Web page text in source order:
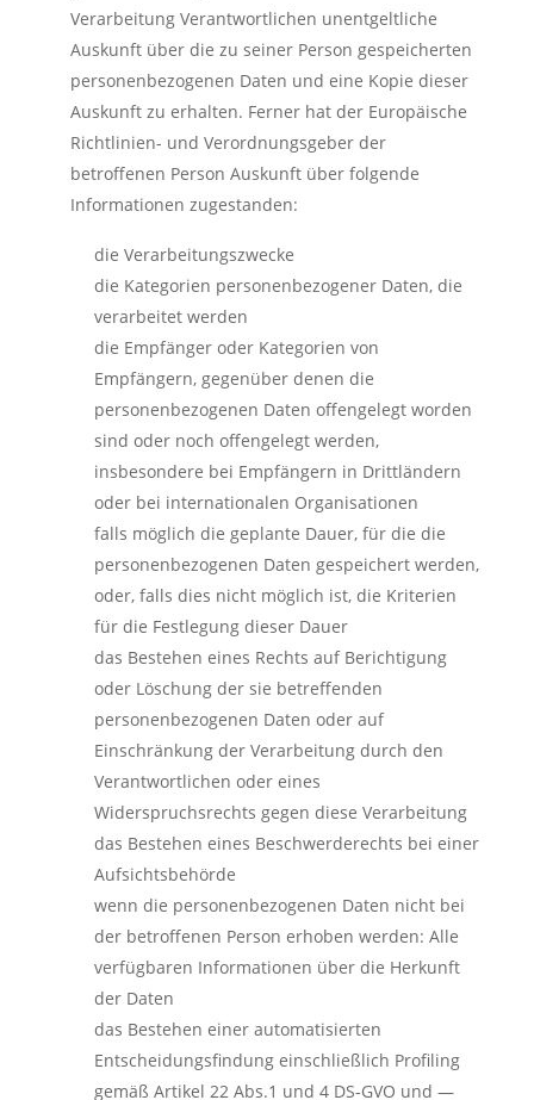
Verarbeitung Verantwortlichen unentgeltliche
Auskunft über die zu seiner Person gespeicherten
personenbezogenen Daten und eine Kopie dieser
Auskunft zu erhalten. Ferner hat der Europäische
Richtlinien- und Verordnungsgeber der
betroffenen Person Auskunft über folgende
Informationen zugestanden:
die Verarbeitungszwecke
die Kategorien personenbezogener Daten, die
verarbeitet werden
die Empfänger oder Kategorien von
Empfängern, gegenüber denen die
personenbezogenen Daten offengelegt worden
sind oder noch offengelegt werden,
insbesondere bei Empfängern in Drittländern
oder bei internationalen Organisationen
falls möglich die geplante Dauer, für die die
personenbezogenen Daten gespeichert werden,
oder, falls dies nicht möglich ist, die Kriterien
für die Festlegung dieser Dauer
das Bestehen eines Rechts auf Berichtigung
oder Löschung der sie betreffenden
personenbezogenen Daten oder auf
Einschränkung der Verarbeitung durch den
Verantwortlichen oder eines
Widerspruchsrechts gegen diese Verarbeitung
das Bestehen eines Beschwerderechts bei einer
Aufsichtsbehörde
wenn die personenbezogenen Daten nicht bei
der betroffenen Person erhoben werden: Alle
verfügbaren Informationen über die Herkunft
der Daten
das Bestehen einer automatisierten
Entscheidungsfindung einschließlich Profiling
gemäß Artikel 22 Abs.1 und 4 DS-GVO und —